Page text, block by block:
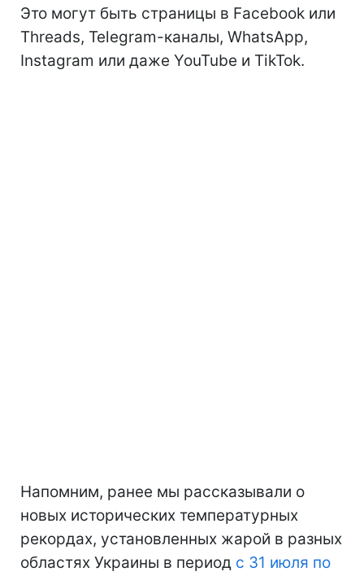
Это могут быть страницы в Facebook или
Threads, Telegram-каналы, WhatsApp,
Instagram или даже YouTube и TikTok.
Напомним, ранее мы рассказывали о
новых исторических температурных
рекордах, установленных жарой в разных
областях Украины в период с 31 июля по